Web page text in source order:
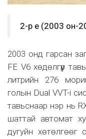
2-р үе (2003 он-
2003 онд гарсан
FE V6 хөдөлгүүр
литрийн 276
голын Dual VVT-i
тавьснаар нэр нь
шаттай автомат
дугуйн хөтөлгөөг